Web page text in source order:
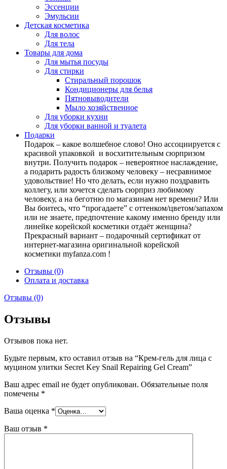
Эссенции
Эмульсии
Детская косметика
Для волос
Для тела
Товары для дома
Для мытья посуды
Для стирки
Стиральный порошок
Кондиционеры для белья
Пятновыводители
Мыло хозяйственное
Для уборки кухни
Для уборки ванной и туалета
Подарки
Подарок – какое волшебное слово! Оно ассоциируется с
красивой упаковкой и восхитительным сюрпризом
внутри. Получить подарок – невероятное наслаждение,
а подарить радость близкому человеку – несравнимое
удовольствие! Но что делать, если нужно поздравить
коллегу, или хочется сделать сюрприз любимому
человеку, а на беготню по магазинам нет времени? Или
Вы боитесь, что “прогадаете” с оттенком/цветом/запахом
или не знаете, предпочтение какому именно бренду или
линейке корейской косметики отдаёт женщина?
Прекрасный вариант – подарочный сертификат от
интернет-магазина оригинальной корейской
косметики myfanza.com !
Отзывы (0)
Оплата и доставка
Отзывы (0)
Отзывы
Отзывов пока нет.
Будьте первым, кто оставил отзыв на “Крем-гель для лица с
муцином улитки Secret Key Snail Repairing Gel Cream”
Ваш адрес email не будет опубликован. Обязательные поля
помечены *
Ваша оценка *
Ваш отзыв *